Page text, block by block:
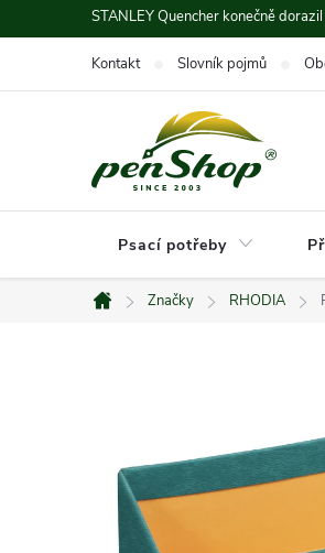
na
STANLEY Quencher konečně
Kontakt Slovník pojmů
Psací potřeby
Domů
Značky RHODIA